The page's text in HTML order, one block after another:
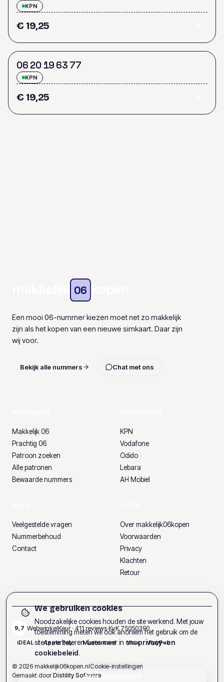
KPN
€ 19,25
06 2019 6377
KPN
€ 19,25
06
Een mooi 06-nummer kiezen moet net zo makkelijk
zijn als het kopen van een nieuwe simkaart. Daar zijn
wij voor.
Bekijk alle nummers Chat met ons
Makkelijk 06
Prachtig 06
Patroon zoeken
Alle patronen
Bewaarde nummers
KPN
Vodafone
Odido
Lebara
AH Mobiel
Veelgestelde vragen
Nummerbehoud
Contact
Over makkelijk06kopen
Voorwaarden
Privacy
Klachten
Retour
9,7 WebwinkelKeur · 411reviews·KvK75050390
iDEAL Apple Pay Mastercard Visa PayPal
© 2026 makkelijk06kopen.nlCookie-instellingen
Gemaakt door Distility Software
We gebruiken cookies
Noodzakelijke cookies houden de site werkend. Met jouw
toestemming meten we ook anoniem het gebruik om de
site te verbeteren. Lees meer in onsprivacy- en
cookiebeleid.
Alles accepteren